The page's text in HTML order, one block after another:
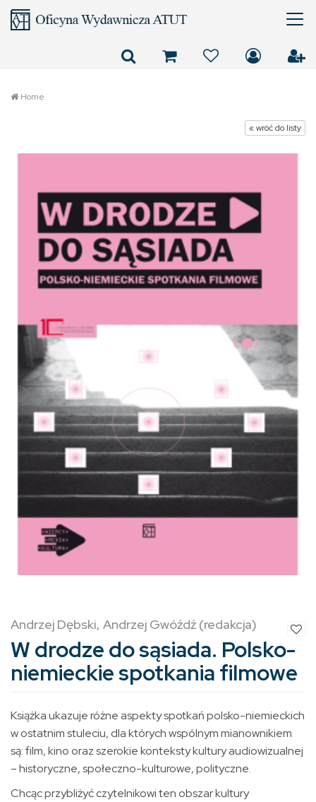
Home
« wróć do listy
Andrzej Dębski, Andrzej Gwóźdź (redakcja)
W drodze do sąsiada. Polsko-
niemieckie spotkania filmowe
Książka ukazuje różne aspekty spotkań polsko-niemieckich
w ostatnim stuleciu, dla których wspólnym mianownikiem
są: film, kino oraz szerokie konteksty kultury audiowizualnej
– historyczne, społeczno-kulturowe, polityczne.
Chcąc przybliżyć czytelnikowi ten obszar kultury